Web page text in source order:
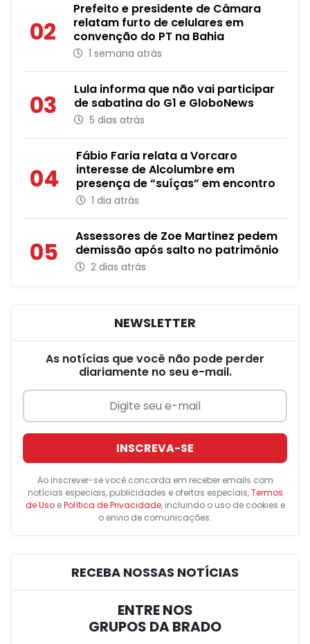
02
Prefeito e presidente de Câmara
relatam furto de celulares em
convenção do PT na Bahia
1 semana atrás
03
Lula informa que não vai participar
de sabatina do G1 e GloboNews
5 dias atrás
04
Fábio Faria relata a Vorcaro
interesse de Alcolumbre em
presença de “suíças” em encontro
1 dia atrás
05
Assessores de Zoe Martinez pedem
demissão após salto no patrimônio
2 dias atrás
NEWSLETTER
As notícias que você não pode perder
diariamente no seu e-mail.
INSCREVA-SE
Ao inscrever-se você concorda em receber emails com
notícias especiais, publicidades e ofertas especiais,Termos
de UsoePolítica de Privacidade, incluindo o uso de cookies e
o envio de comunicações.
RECEBA NOSSAS NOTÍCIAS
ENTRE NOS
GRUPOS DA BRADO